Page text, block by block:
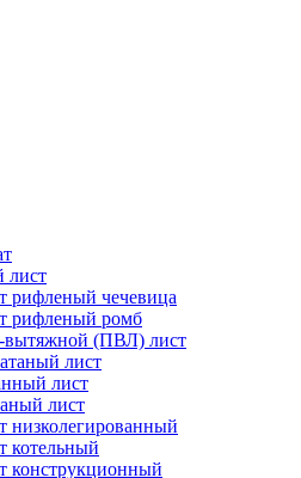
лист
рифленый чечевица
рифленый ромб
вытяжной (ПВЛ) лист
лист
лист
лист
низколегированный
котельный
конструкционный